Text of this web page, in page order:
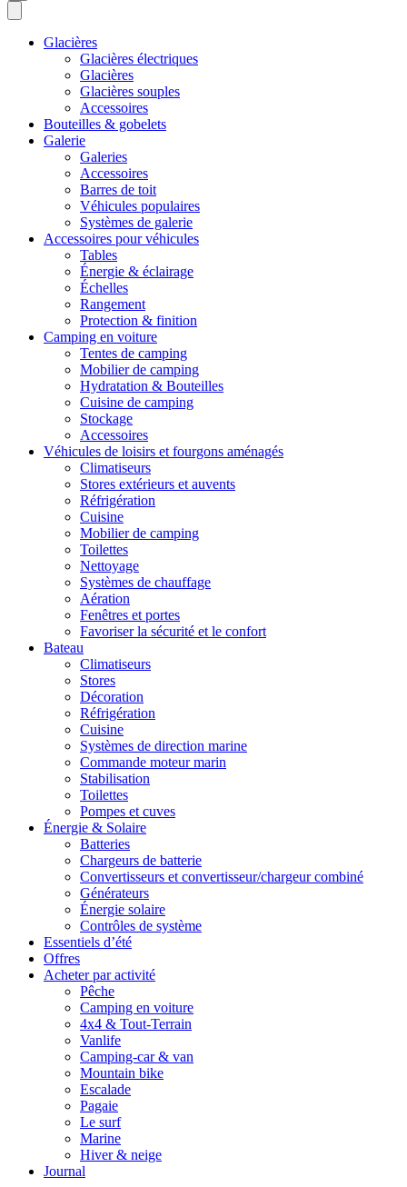
Glacières
Glacières électriques
Glacières
Glacières souples
Accessoires
Bouteilles & gobelets
Galerie
Galeries
Accessoires
Barres de toit
Véhicules populaires
Systèmes de galerie
Accessoires pour véhicules
Tables
Énergie & éclairage
Échelles
Rangement
Protection & finition
Camping en voiture
Tentes de camping
Mobilier de camping
Hydratation & Bouteilles
Cuisine de camping
Stockage
Accessoires
Véhicules de loisirs et fourgons aménagés
Climatiseurs
Stores extérieurs et auvents
Réfrigération
Cuisine
Mobilier de camping
Toilettes
Nettoyage
Systèmes de chauffage
Aération
Fenêtres et portes
Favoriser la sécurité et le confort
Bateau
Climatiseurs
Stores
Décoration
Réfrigération
Cuisine
Systèmes de direction marine
Commande moteur marin
Stabilisation
Toilettes
Pompes et cuves
Énergie & Solaire
Batteries
Chargeurs de batterie
Convertisseurs et convertisseur/chargeur combiné
Générateurs
Énergie solaire
Contrôles de système
Essentiels d’été
Offres
Acheter par activité
Pêche
Camping en voiture
4x4 & Tout-Terrain
Vanlife
Camping-car & van
Mountain bike
Escalade
Pagaie
Le surf
Marine
Hiver & neige
Journal